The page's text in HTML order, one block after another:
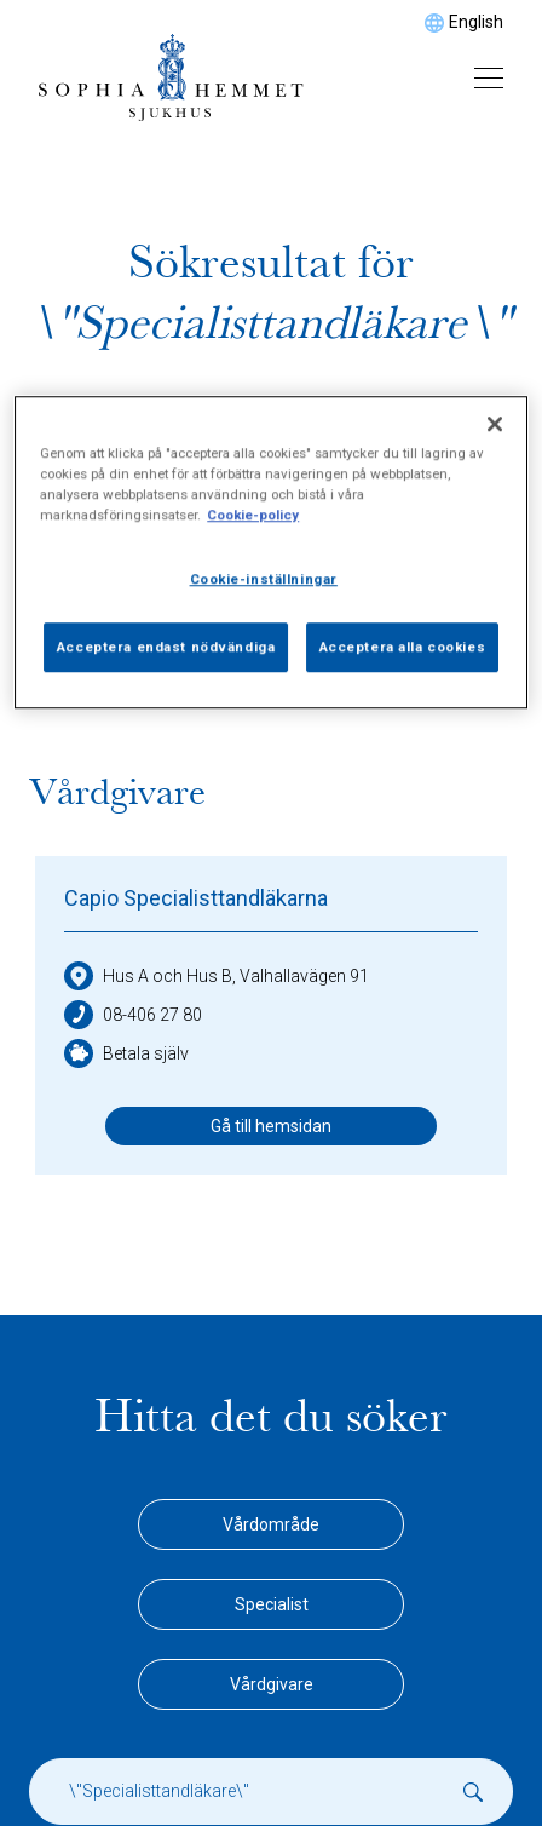
English
Sökresultat för
\"Specialisttandläkare\"
Sidor (0) Press (0) Sophianytt (0)
Vårdgivare
Capio Specialisttandläkarna
Hus A och Hus B, Valhallavägen 91
08-406 27 80
Betala själv
Gå till hemsidan
Hitta det du söker
Vårdområde
Specialist
Vårdgivare
Genom att klicka på "acceptera alla cookies" samtycker du till lagring av
cookies på din enhet för att förbättra navigeringen på webbplatsen,
analysera webbplatsens användning och bistå i våra
marknadsföringsinsatser. Cookie-policy
Cookie-inställningar
Acceptera endast nödvändiga Acceptera alla cookies